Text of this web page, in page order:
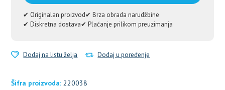
50
✔ Originalan proizvod✔ Brza obrada narudžbine
✔ Diskretna dostava✔ Plaćanje prilikom preuzimanja
Dodaj na listu želja Dodaj u poređenje
Šifra proizvoda:220038